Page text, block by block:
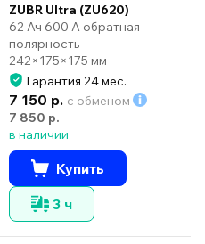
ZUBR Ultra (ZU620)
62 Ач 600 А обратная
полярность
242×175×175 мм
Гарантия 24 мес.
7 150 р. с обменом
7 850 р.
в наличии
Купить
3 ч